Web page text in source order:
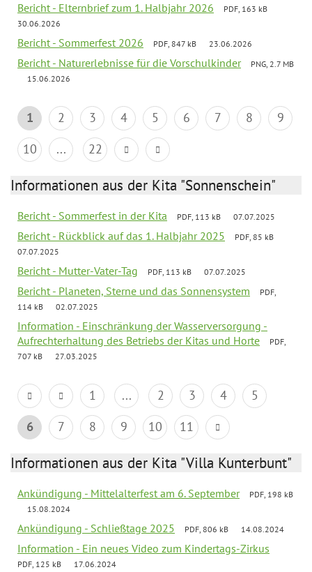
Bericht - Elternbrief zum 1. Halbjahr 2026
PDF, 163 kB
30.06.2026
Bericht - Sommerfest 2026 PDF, 847 kB 23.06.2026
Bericht - Naturerlebnisse für die Vorschulkinder
PNG, 2.7 MB
15.06.2026
1 2 3 4 5 6 7 8
9
10
... 22
Informationen aus der Kita "Sonnenschein"
Bericht - Sommerfest in der Kita PDF, 113 kB 07.07.2025
Bericht - Rückblick auf das 1. Halbjahr 2025
PDF, 85 kB
07.07.2025
Bericht - Mutter-Vater-Tag PDF, 113 kB 07.07.2025
Bericht - Planeten, Sterne und das Sonnensystem
PDF,
114 kB
02.07.2025
Information - Einschränkung der Wasserversorgung -
Aufrechterhaltung des Betriebs der Kitas und Horte
PDF,
707 kB
27.03.2025
1 ... 2 3 4
5
6
7 8 9 10 11
Informationen aus der Kita "Villa Kunterbunt"
Ankündigung - Mittelalterfest am 6. September
PDF, 198 kB
15.08.2024
Ankündigung - Schließtage 2025 PDF, 806 kB 14.08.2024
Information - Ein neues Video zum Kindertags-Zirkus
PDF, 125 kB 17.06.2024